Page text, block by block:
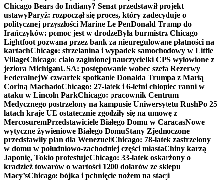
Chicago Bears do Indiany? Senat przedstawił projekt
ustawyParyż: rozpoczął się proces, który zadecyduje o
politycznej przyszłości Marine Le PenDonald Trump do
Irańczyków: pomoc jest w drodzeByła burmistrz Chicago
Lightfoot pozwana przez bank za nieuregulowane płatności na
kartachChicago: strzelanina i wypadek samochodowy w Little
VillageChicago: ciało zaginionej nauczycielki CPS wyłowione z
jeziora MichiganUSA: postępowanie wobec szefa Rezerwy
FederalnejW czwartek spotkanie Donalda Trumpa z Maríą
Coriną MachadoChicago: 27-latek i 6-letni chłopiec ranni w
ataku w Lincoln ParkChicago: pracownik Centrum
Medycznego postrzelony na kampusie Uniwersytetu RushPo 25
latach kraje UE ostatecznie zgodziły się na umowę z
MercosuremPrzedstawiciele Białego Domu w CaracasNowe
wytyczne żywieniowe Białego DomuStany Zjednoczone
przedstawiły plan dla WenezueliChicago: 78-latek zastrzelony
w domu w południowo-zachodniej części miastaChiny karzą
Japonię, Tokio protestujeChicago: 33-latek oskarżony o
kradzież towarów o wartości 1200 dolarów ze sklepu
Macy’sChicago: bójka i pchnięcie nożem na stacji